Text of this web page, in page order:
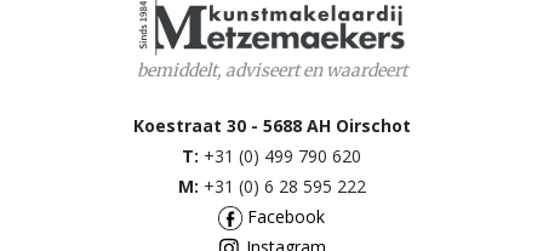
bemiddelt, adviseert en waardeert
Koestraat 30 - 5688 AH Oirschot
T: +31 (0) 499 790 620
M: +31 (0) 6 28 595 222
Facebook